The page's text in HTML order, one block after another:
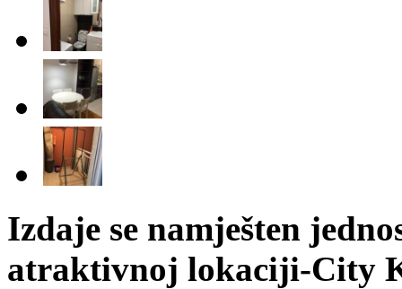
Izdaje se namješten
atraktivnoj lokaciji-City